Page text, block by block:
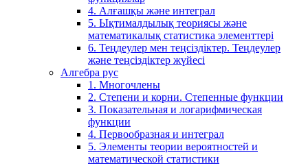
4. Алғашқы және интеграл
5. Ықтималдылық теориясы және
математикалық статистика элементтері
6. Теңдеулер мен теңсіздіктер. Теңдеулер
және теңсіздіктер жүйесі
Алгебра рус
1. Многочлены
2. Степени и корни. Степенные функции
3. Показательная и логарифмическая
функции
4. Первообразная и интеграл
5. Элементы теории вероятностей и
математической статистики